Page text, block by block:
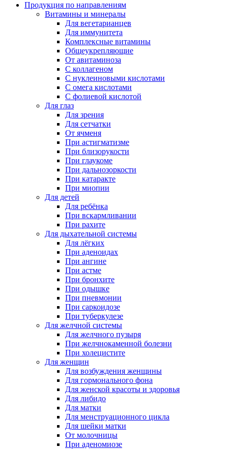
Продукция по направлениям
Витамины и минералы
Для вегетарианцев
Для иммунитета
Комплексные витамины
Общеукрепляющие
От авитаминоза
С коллагеном
С нуклеиновыми кислотами
С омега кислотами
С фолиевой кислотой
Для глаз
Для зрения
Для сетчатки
От ячменя
При астигматизме
При близорукости
При глаукоме
При дальнозоркости
При катаракте
При миопии
Для детей
Для ребёнка
При вскармливании
При рахите
Для дыхательной системы
Для лёгких
При аденоидах
При ангине
При астме
При бронхите
При одышке
При пневмонии
При саркоидозе
При туберкулезе
Для желчной системы
Для желчного пузыря
При желчнокаменной болезни
При холецистите
Для женщин
Для возбуждения женщины
Для гормонального фона
Для женской красоты и здоровья
Для либидо
Для матки
Для менструационного цикла
Для шейки матки
От молочницы
При аденомиозе